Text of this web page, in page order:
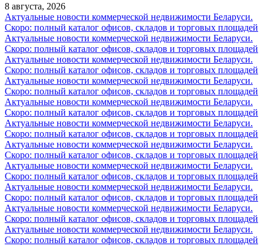
8 августа, 2026
Актуальные новости коммерческой недвижимости Беларуси.
Скоро: полный каталог офисов, складов и торговых площадей
Актуальные новости коммерческой недвижимости Беларуси.
Скоро: полный каталог офисов, складов и торговых площадей
Актуальные новости коммерческой недвижимости Беларуси.
Скоро: полный каталог офисов, складов и торговых площадей
Актуальные новости коммерческой недвижимости Беларуси.
Скоро: полный каталог офисов, складов и торговых площадей
Актуальные новости коммерческой недвижимости Беларуси.
Скоро: полный каталог офисов, складов и торговых площадей
Актуальные новости коммерческой недвижимости Беларуси.
Скоро: полный каталог офисов, складов и торговых площадей
Актуальные новости коммерческой недвижимости Беларуси.
Скоро: полный каталог офисов, складов и торговых площадей
Актуальные новости коммерческой недвижимости Беларуси.
Скоро: полный каталог офисов, складов и торговых площадей
Актуальные новости коммерческой недвижимости Беларуси.
Скоро: полный каталог офисов, складов и торговых площадей
Актуальные новости коммерческой недвижимости Беларуси.
Скоро: полный каталог офисов, складов и торговых площадей
Актуальные новости коммерческой недвижимости Беларуси.
Скоро: полный каталог офисов, складов и торговых площадей